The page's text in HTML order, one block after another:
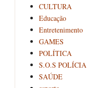
CULTURA
Educação
Entretenimento
GAMES
POLÍTICA
S.O.S POLÍCIA
SAÚDE